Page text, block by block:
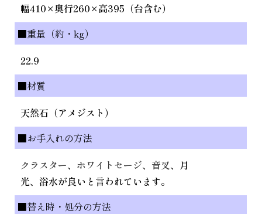
幅410×奥行260×高395（台含む）
■重量（約・kg）
22.9
■材質
天然石（アメジスト）
■お手入れの方法
クラスター、 ホワイトセージ、 音叉、月
光、浴水が良いと言われています。
■替え時・処分の方法